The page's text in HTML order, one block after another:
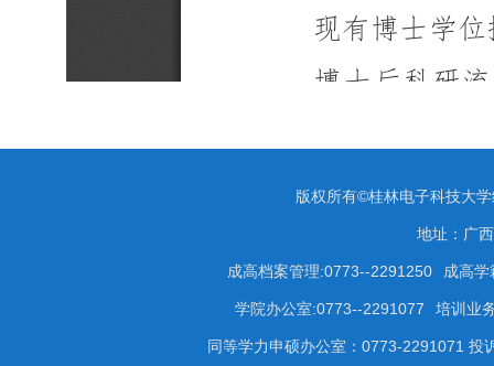
版权所有©桂林电子科技大
地址：广
成高档案管理:0773--2291250 成高
学院办公室:0773--2291077 培训业
同等学力申硕办公室：0773-2291071